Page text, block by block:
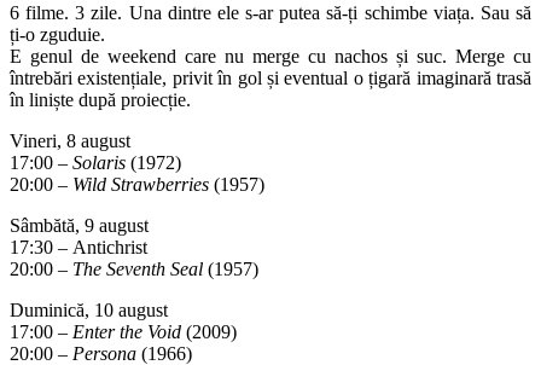
6 filme. 3 zile. Una dintre ele s-ar putea să-ți schimbe viața. Sau să
ți-o zguduie.
E genul de weekend care nu merge cu nachos și suc. Merge cu
întrebări existențiale, privit în gol și eventual o țigară imaginară trasă
în liniște după proiecție.
Vineri, 8 august
17:00 – Solaris (1972)
20:00 – Wild Strawberries (1957)
Sâmbătă, 9 august
17:30 – Antichrist
20:00 – The Seventh Seal (1957)
Duminică, 10 august
17:00 – Enter the Void (2009)
20:00 – Persona (1966)